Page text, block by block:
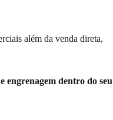
além da venda direta,
engrenagem dentro do seu